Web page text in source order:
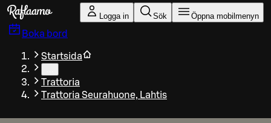
Gå till huvudinnehållet
Logga in Sök Öppna mobilmenyn
Boka bord
Startsida
Trattoria
Trattoria Seurahuone, Lahtis